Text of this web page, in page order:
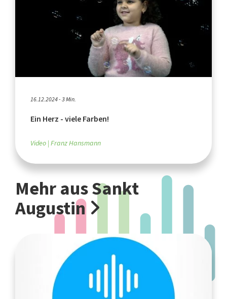
16.12.2024 - 3 Min.
Ein Herz - viele Farben!
Video Franz Hansmann
Mehr aus Sankt
Augustin